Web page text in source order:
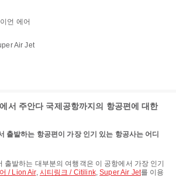
언 에어
Air Jet
서 주안다 국제공항까지의 항공편에 대한
출발하는 항공편이 가장 인기 있는 항공사는 어디
/ Lion Air, 시티링크 / Citilink,Super Air Jet를 이용